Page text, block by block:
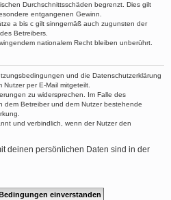
Durchschnittsschäden begrenzt. Dies gilt
entgangenen Gewinn.
a bis c gilt sinngemäß auch zugunsten der
Betreibers.
nationalem Recht bleiben unberührt.
und die Datenschutzerklärung
per E-Mail mitgeteilt.
zu widersprechen. Im Falle des
dem Betreiber und dem Nutzer bestehende
und verbindlich, wenn der Nutzer den
deinen persönlichen Daten sind in der